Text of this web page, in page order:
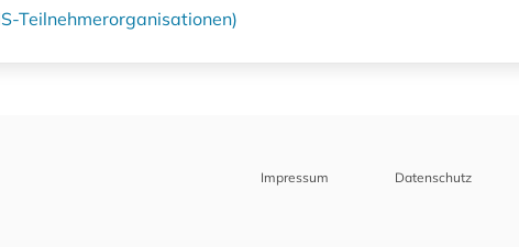
Teilnehmerorganisationen)
Impressum Datenschutz